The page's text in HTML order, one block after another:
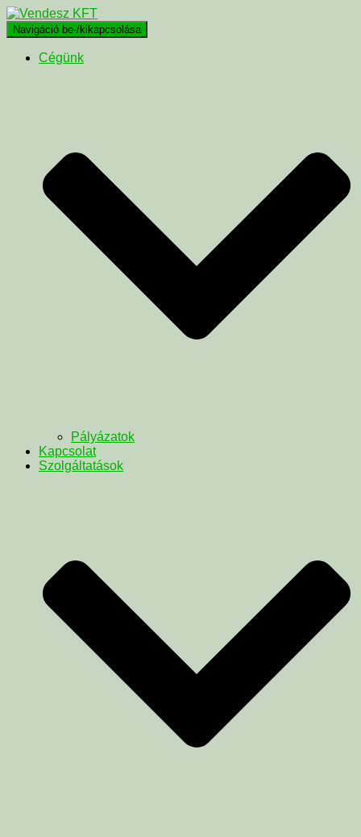
Navigáció be-/kikapcsolása
Cégünk
Pályázatok
Kapcsolat
Szolgáltatások